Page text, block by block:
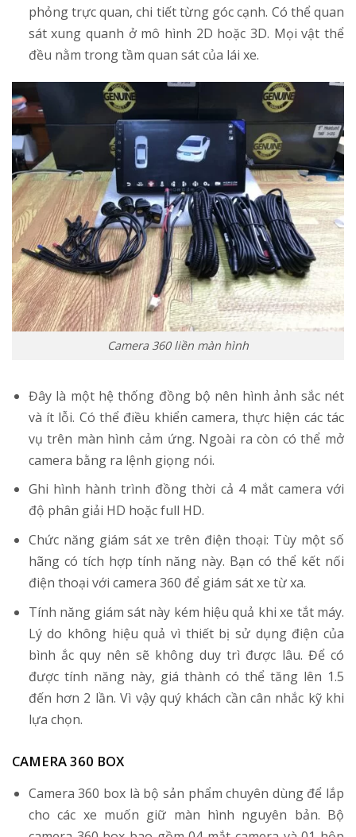
phỏng trực quan, chi tiết từng góc cạnh. Có thể quan
sát xung quanh ở mô hình 2D hoặc 3D. Mọi vật thể
đều nằm trong tầm quan sát của lái xe.
Camera 360 liền màn hình
Đây là một hệ thống đồng bộ nên hình ảnh sắc nét
và ít lỗi. Có thể điều khiển camera, thực hiện các tác
vụ trên màn hình cảm ứng. Ngoài ra còn có thể mở
camera bằng ra lệnh giọng nói.
Ghi hình hành trình đồng thời cả 4 mắt camera với
độ phân giải HD hoặc full HD.
Chức năng giám sát xe trên điện thoại: Tùy một số
hãng có tích hợp tính năng này. Bạn có thể kết nối
điện thoại với camera 360 để giám sát xe từ xa.
Tính năng giám sát này kém hiệu quả khi xe tắt máy.
Lý do không hiệu quả vì thiết bị sử dụng điện của
bình ắc quy nên sẽ không duy trì được lâu. Để có
được tính năng này, giá thành có thể tăng lên 1.5
đến hơn 2 lần. Vì vậy quý khách cần cân nhắc kỹ khi
lựa chọn.
CAMERA 360 BOX
Camera 360 box là bộ sản phẩm chuyên dùng để lắp
cho các xe muốn giữ màn hình nguyên bản. Bộ